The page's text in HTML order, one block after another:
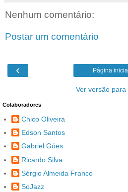
Nenhum comentário:
Postar um comentário
‹ Página inicial
Ver versão para
Colaboradores
Chico Oliveira
Edson Santos
Gabriel Góes
Ricardo Silva
Sérgio Almeida Franco
SoJazz